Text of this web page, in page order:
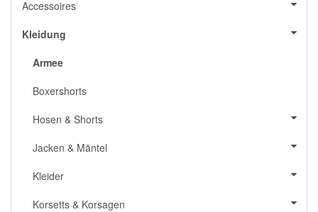
Accessoires
Kleidung
Armee
Boxershorts
Hosen & Shorts
Jacken & Mäntel
Kleider
Korsetts & Korsagen